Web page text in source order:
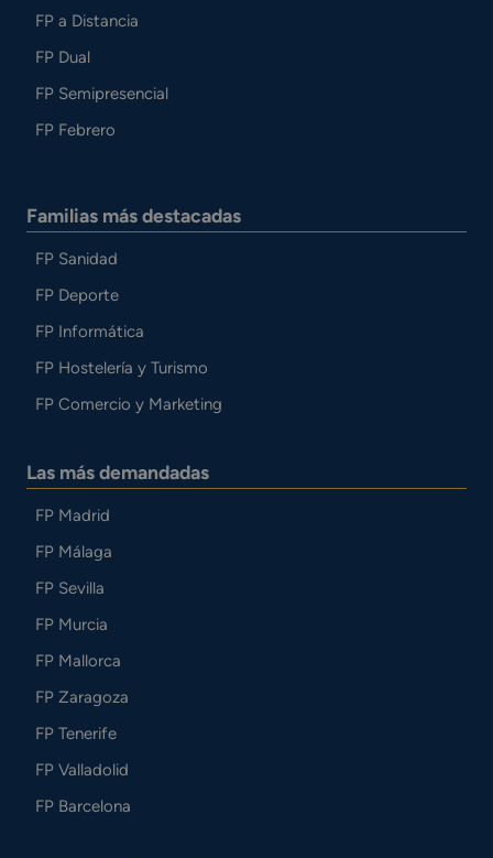
FP a Distancia
FP Dual
FP Semipresencial
FP Febrero
Familias más destacadas
FP Sanidad
FP Deporte
FP Informática
FP Hostelería y Turismo
FP Comercio y Marketing
Las más demandadas
FP Madrid
FP Málaga
FP Sevilla
FP Murcia
FP Mallorca
FP Zaragoza
FP Tenerife
FP Valladolid
FP Barcelona